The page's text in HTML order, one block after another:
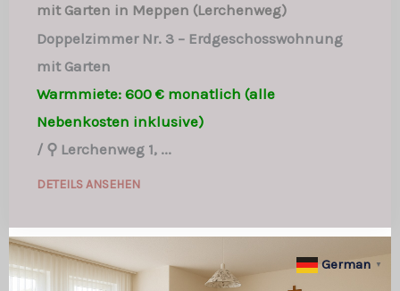
mit Garten in Meppen (Lerchenweg)
Doppelzimmer Nr. 3 – Erdgeschosswohnung
mit Garten
Warmmiete: 600 € monatlich (alle
Nebenkosten inklusive)
/ ⚲ Lerchenweg 1, ...
DETEILS ANSEHEN
German ▼